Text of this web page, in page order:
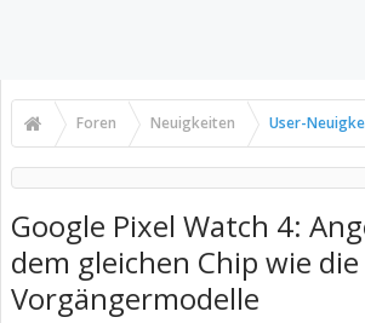
Foren Neuigkeiten User-
Google Pixel Watch 4:
dem gleichen Chip wie die
Vorgängermodelle